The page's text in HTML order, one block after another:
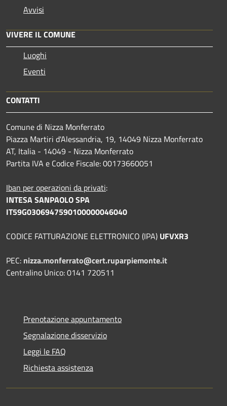
Avvisi
VIVERE IL COMUNE
Luoghi
Eventi
CONTATTI
Comune di Nizza Monferrato
Piazza Martiri d'Alessandria, 19, 14049 Nizza Monferrato
AT, Italia - 14049 - Nizza Monferrato
Partita IVA e Codice Fiscale: 00173660051
Iban per operazioni da privati:
INTESA SANPAOLO SPA
IT59G0306947590100000046040
CODICE FATTURAZIONE ELETTRONICO (IPA) UFVXR3
PEC: nizza.monferrato@cert.ruparpiemonte.it
Centralino Unico: 0141 720511
Prenotazione appuntamento
Segnalazione disservizio
Leggi le FAQ
Richiesta assistenza